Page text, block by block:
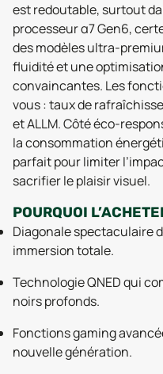
est redoutable, surtout
processeur α7 Gen6,
des modèles ultra-
fluidité et une
convaincantes. Les
vous : taux de
et ALLM. Côté éco-
la consommation
parfait pour limiter
sacrifier le plaisir visuel.
POURQUOI
Diagonale spectaculaire
immersion totale.
Technologie QNED qui
noirs profonds.
Fonctions gaming
nouvelle génération.